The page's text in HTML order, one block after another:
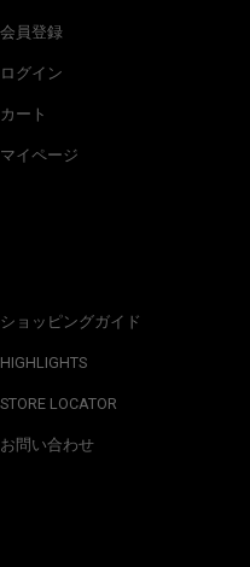
会員登録
ログイン
カート
マイページ
ショッピングガイド
HIGHLIGHTS
STORE LOCATOR
お問い合わせ